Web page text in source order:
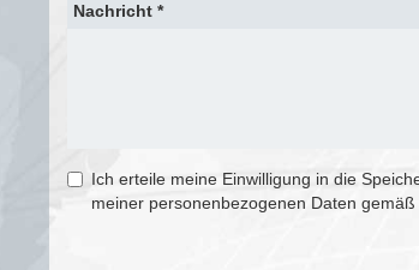
Nachricht *
Ich erteile meine Einwilligung in die
meiner personenbezogenen Daten